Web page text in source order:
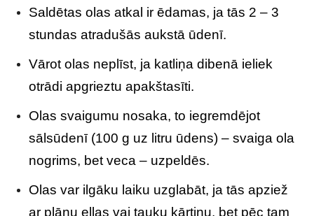
Saldētas olas atkal ir ēdamas, ja tās 2 – 3
stundas atradušās aukstā ūdenī.
Vārot olas neplīst, ja katliņa dibenā ieliek
otrādi apgrieztu apakštasīti.
Olas svaigumu nosaka, to iegremdējot
sālsūdenī (100 g uz litru ūdens) – svaiga ola
nogrims, bet veca – uzpeldēs.
Olas var ilgāku laiku uzglabāt, ja tās apziež
ar plānu eļļas vai tauku kārtiņu, bet pēc tam